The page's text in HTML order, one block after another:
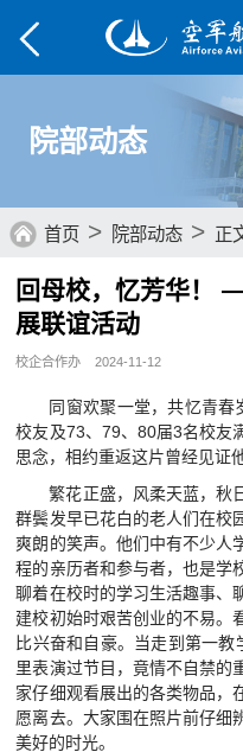
院部动态
首页 > 院部动态 > 正
教育
回母校，忆芳华！
展联谊活动
校企合作办 2024-11-12
同窗欢聚一堂，共忆青
校友及73、79、80届3名校友
思念，相约重返这片曾经见证
繁花正盛，风柔天蓝，秋
群鬓发早已花白的老人们在校
爽朗的笑声。他们中有不少人
程的亲历者和参与者，也是学
聊着在校时的学习生活趣事、
建校初始时艰苦创业的不易。
比兴奋和自豪。当走到第一
里表演过节目，竟情不自禁的
家仔细观看展出的各类物品，
愿离去。大家围在照片前仔细
美好的时光。